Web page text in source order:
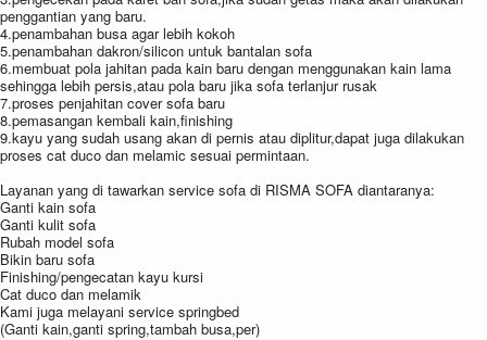
penggantian yang baru.
4.penambahan busa agar lebih kokoh
5.penambahan dakron/silicon untuk bantalan sofa
6.membuat pola jahitan pada kain baru dengan menggunakan kain lama
sehingga lebih persis,atau pola baru jika sofa terlanjur rusak
7.proses penjahitan cover sofa baru
8.pemasangan kembali kain,finishing
9.kayu yang sudah usang akan di pernis atau diplitur,dapat juga dilakukan
proses cat duco dan melamic sesuai permintaan.
Layanan yang di tawarkan service sofa di RISMA SOFA diantaranya:
Ganti kain sofa
Ganti kulit sofa
Rubah model sofa
Bikin baru sofa
Finishing/pengecatan kayu kursi
Cat duco dan melamik
Kami juga melayani service springbed
(Ganti kain,ganti spring,tambah busa,per)